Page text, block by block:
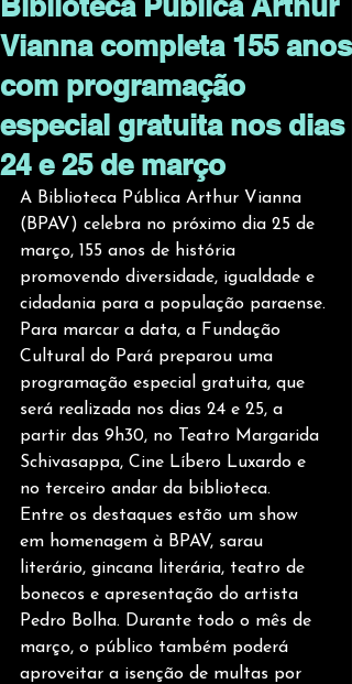
Vianna completa 155 anos
com programação
especial gratuita nos dias
24 e 25 de março
A Biblioteca Pública Arthur Vianna
(BPAV) celebra no próximo dia 25 de
março, 155 anos de história
promovendo diversidade, igualdade e
cidadania para a população paraense.
Para marcar a data, a Fundação
Cultural do Pará preparou uma
programação especial gratuita, que
será realizada nos dias 24 e 25, a
partir das 9h30, no Teatro Margarida
Schivasappa, Cine Líbero Luxardo e
no terceiro andar da biblioteca.
Entre os destaques estão um show
em homenagem à BPAV, sarau
literário, gincana literária, teatro de
bonecos e apresentação do artista
Pedro Bolha. Durante todo o mês de
março, o público também poderá
aproveitar a isenção de multas por